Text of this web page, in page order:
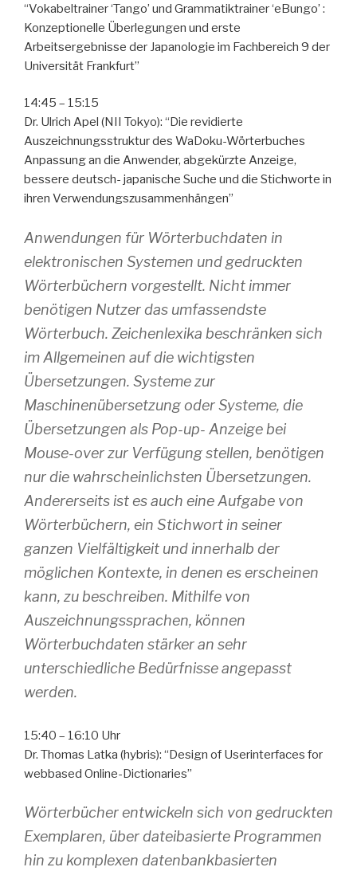
“Vokabeltrainer ‘Tango’ und Grammatiktrainer ‘eBungo’ :
Konzeptionelle Überlegungen und erste
Arbeitsergebnisse der Japanologie im Fachbereich 9 der
Universität Frankfurt”
14:45 – 15:15
Dr. Ulrich Apel (NII Tokyo): “Die revidierte
Auszeichnungsstruktur des WaDoku-Wörterbuches
Anpassung an die Anwender, abgekürzte Anzeige,
bessere deutsch- japanische Suche und die Stichworte in
ihren Verwendungszusammenhängen”
Anwendungen für Wörterbuchdaten in
elektronischen Systemen und gedruckten
Wörterbüchern vorgestellt. Nicht immer
benötigen Nutzer das umfassendste
Wörterbuch. Zeichenlexika beschränken sich
im Allgemeinen auf die wichtigsten
Übersetzungen. Systeme zur
Maschinenübersetzung oder Systeme, die
Übersetzungen als Pop-up- Anzeige bei
Mouse-over zur Verfügung stellen, benötigen
nur die wahrscheinlichsten Übersetzungen.
Andererseits ist es auch eine Aufgabe von
Wörterbüchern, ein Stichwort in seiner
ganzen Vielfältigkeit und innerhalb der
möglichen Kontexte, in denen es erscheinen
kann, zu beschreiben. Mithilfe von
Auszeichnungssprachen, können
Wörterbuchdaten stärker an sehr
unterschiedliche Bedürfnisse angepasst
werden.
15:40 – 16:10 Uhr
Dr. Thomas Latka (hybris): “Design of Userinterfaces for
webbased Online-Dictionaries”
Wörterbücher entwickeln sich von gedruckten
Exemplaren, über dateibasierte Programmen
hin zu komplexen datenbankbasierten